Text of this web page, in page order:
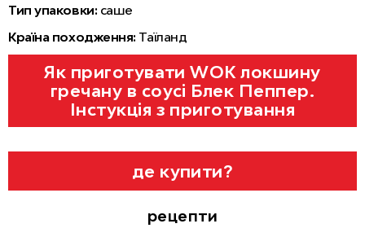
Тип упаковки: саше
Країна походження: Таїланд
Як приготувати WOK локшину
гречану в соусі Блек Пеппер.
Інстукція з приготування
де купити?
рецепти